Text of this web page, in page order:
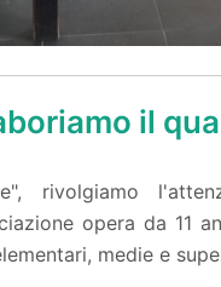
il
rivolgiamo
opera da 11
medie e